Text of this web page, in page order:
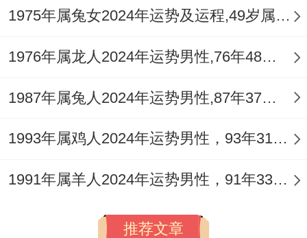
四月（癸巳月），水火激荡，财来财去明
显，容易有突发性开销。
午自刑，是全年运势低谷，事业压力与内心
焦灼达到顶点，重大决策务必避开此月，进
寅木但亦生壬水，事业上或有突破性转机，
然变动亦大，需果断把握。
1975年属兔女2024年运势及运程,49岁属兔人2024全年每月运势女性如何
1976年属龙人2024年运势男性,76年48岁属龙男2024年每月运程怎么样
1987年属兔人2024年运势男性,87年37岁属兔男2024年每月运程怎么样
1993年属鸡人2024年运势男性，93年31岁属鸡男2024年每月运程怎么样
1991年属羊人2024年运势男性，91年33岁属羊男2024年每月运程怎么样
推荐文章